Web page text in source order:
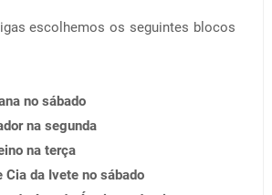
escolhemos os seguintes blocos
no sábado
na segunda
na terça
Cia da Ivete no sábado